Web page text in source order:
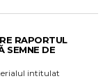
RAPORTUL
SEMNE DE
intitulat